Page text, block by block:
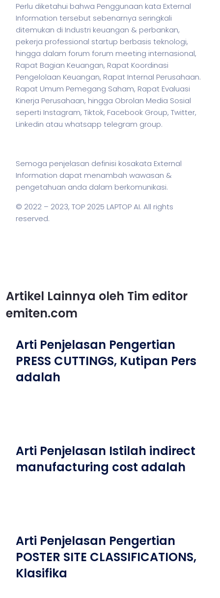
Perlu diketahui bahwa Penggunaan kata External
Information tersebut sebenarnya seringkali
ditemukan di Industri keuangan & perbankan,
pekerja professional startup berbasis teknologi,
hingga dalam forum forum meeting internasional,
Rapat Bagian Keuangan, Rapat Koordinasi
Pengelolaan Keuangan, Rapat Internal Perusahaan.
Rapat Umum Pemegang Saham, Rapat Evaluasi
Kinerja Perusahaan, hingga Obrolan Media Sosial
seperti Instagram, Tiktok, Facebook Group, Twitter,
Linkedin atau whatsapp telegram group.
Semoga penjelasan definisi kosakata External
Information dapat menambah wawasan &
pengetahuan anda dalam berkomunikasi.
© 2022 – 2023, TOP 2025 LAPTOP AI. All rights
reserved.
Artikel Lainnya oleh Tim editor
emiten.com
Arti Penjelasan Pengertian
PRESS CUTTINGS, Kutipan Pers
adalah
Arti Penjelasan Istilah indirect
manufacturing cost adalah
Arti Penjelasan Pengertian
POSTER SITE CLASSIFICATIONS,
Klasifika